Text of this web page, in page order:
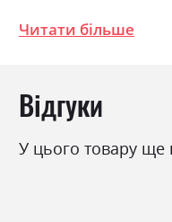
Глибина 61.5см
Колір (Фасад):
Колір (Корпус):
Читати більше
Відгуки
У цього товару ще